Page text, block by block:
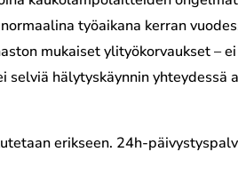
työaikana kerran
mukaiset ylityökorvaukset –
hälytyskäynnin yhteydessä
erikseen. 24h-